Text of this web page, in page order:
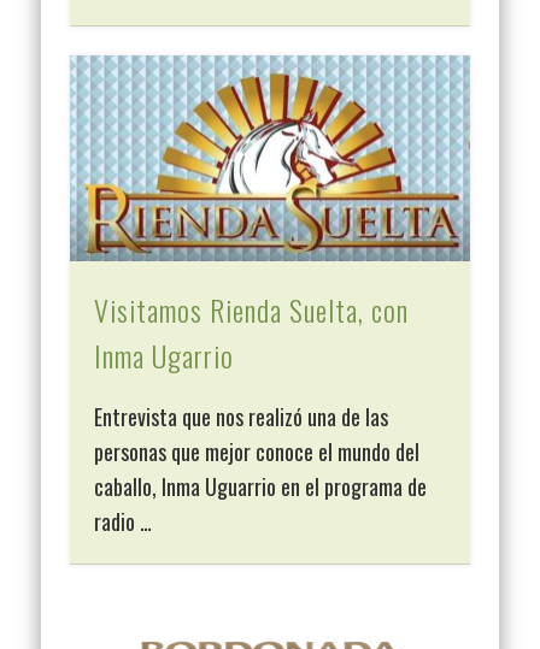
Visitamos Rienda Suelta, con
Inma Ugarrio
Entrevista que nos realizó una de las
personas que mejor conoce el mundo del
caballo, Inma Uguarrio en el programa de
radio …